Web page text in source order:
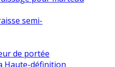
semi-
de portée
Haute-définition